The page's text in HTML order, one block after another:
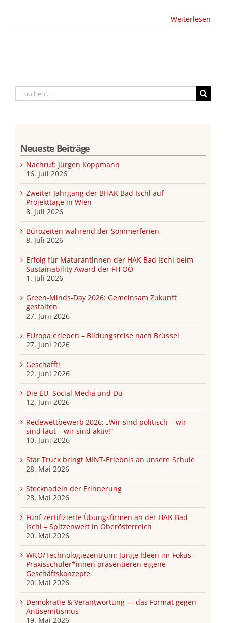
Weiterlesen
Suche
nach:
Neueste Beiträge
Nachruf: Jürgen Koppmann
16. Juli 2026
Zweiter Jahrgang der BHAK Bad Ischl auf
Projekttage in Wien
8. Juli 2026
Bürozeiten während der Sommerferien
8. Juli 2026
Erfolg für Maturantinnen der HAK Bad Ischl beim
Sustainability Award der FH OÖ
1. Juli 2026
Green-Minds-Day 2026: Gemeinsam Zukunft
gestalten
27. Juni 2026
EUropa erleben – Bildungsreise nach Brüssel
27. Juni 2026
Geschafft!
22. Juni 2026
Die EU, Social Media und Du
12. Juni 2026
Redewettbewerb 2026: „Wir sind politisch – wir
sind laut – wir sind aktiv!“
10. Juni 2026
Star Truck bringt MINT-Erlebnis an unsere Schule
28. Mai 2026
Stecknadeln der Erinnerung
28. Mai 2026
Fünf zertifizierte Übungsfirmen an der HAK Bad
Ischl – Spitzenwert in Oberösterreich
20. Mai 2026
WKO/Technologiezentrum: Junge Ideen im Fokus –
Praxisschüler*innen präsentieren eigene
Geschäftskonzepte
20. Mai 2026
Demokratie & Verantwortung — das Format gegen
Antisemitismus
19. Mai 2026